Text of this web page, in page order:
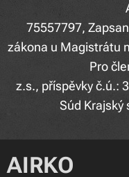
AIRKO:
75557797,
zákona u
Pro členy:
z.s., příspěvky č.ú.:
Súd Krajský
AIRKO